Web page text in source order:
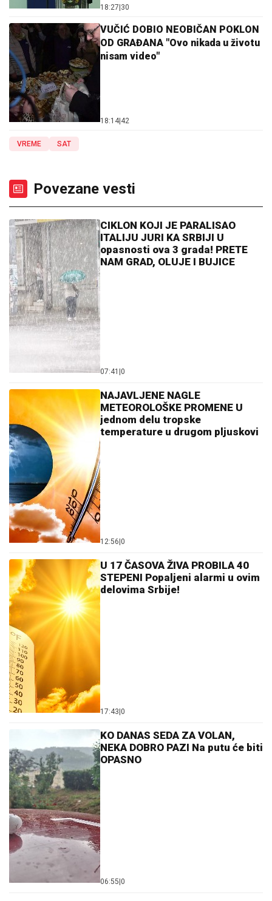
18:27 30
VUČIĆ DOBIO NEOBIČAN POKLON
OD GRAĐANA "Ovo nikada u životu
nisam video"
18:14 42
VREME SAT
Povezane vesti
CIKLON KOJI JE PARALISAO
ITALIJU JURI KA SRBIJI U
opasnosti ova 3 grada! PRETE
NAM GRAD, OLUJE I BUJICE
07:41 0
NAJAVLJENE NAGLE
METEOROLOŠKE PROMENE U
jednom delu tropske
temperature u drugom pljuskovi
12:56 0
U 17 ČASOVA ŽIVA PROBILA 40
STEPENI Popaljeni alarmi u ovim
delovima Srbije!
17:43 0
KO DANAS SEDA ZA VOLAN,
NEKA DOBRO PAZI Na putu će biti
OPASNO
06:55 0